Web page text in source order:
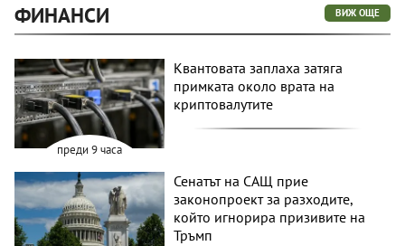
ФИНАНСИ ВИЖ ОЩЕ
преди 9 часа
Квантовата заплаха затяга
примката около врата на
криптовалутите
Сенатът на САЩ прие
законопроект за разходите,
който игнорира призивите на
Тръмп